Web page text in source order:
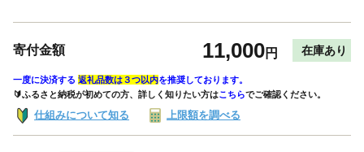
寄付金額 11,000円 在庫あり
一度に決済する 返礼品数は３つ以内を推奨しております。
🔰ふるさと納税が初めての方、詳しく知りたい方はこちらでご確認ください。
仕組みについて知る 上限額を調べる